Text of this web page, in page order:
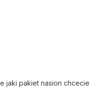
jaki pakiet nasion